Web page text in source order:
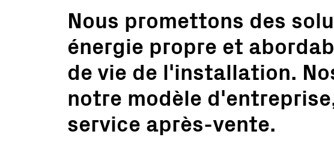
Nous promettons des
énergie propre et
de vie de l'installation.
notre modèle
service après-vente.